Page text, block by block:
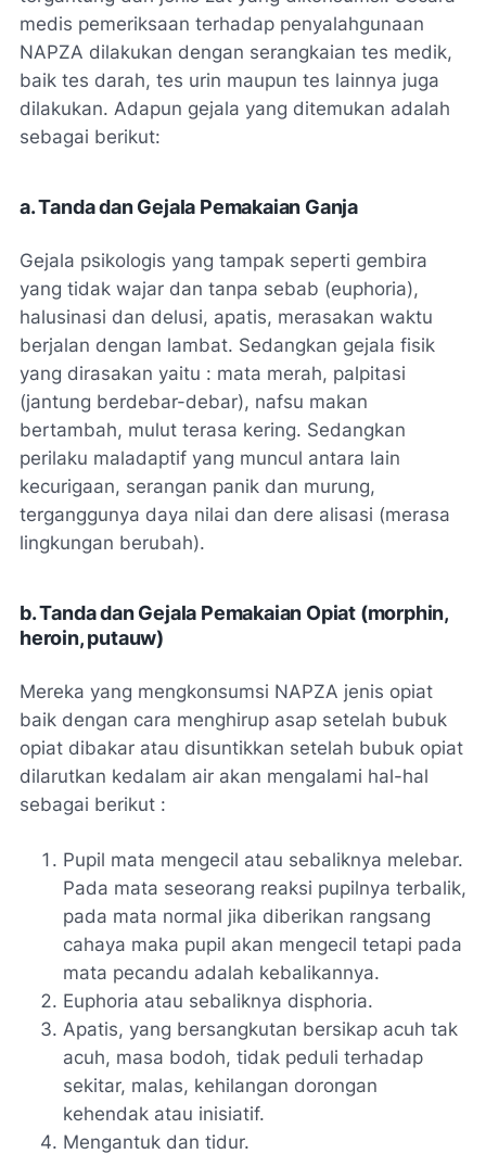
medis pemeriksaan terhadap penyalahgunaan
NAPZA dilakukan dengan serangkaian tes medik,
baik tes darah, tes urin maupun tes lainnya juga
dilakukan. Adapun gejala yang ditemukan adalah
sebagai berikut:
a. Tanda dan Gejala Pemakaian Ganja
Gejala psikologis yang tampak seperti gembira
yang tidak wajar dan tanpa sebab (euphoria),
halusinasi dan delusi, apatis, merasakan waktu
berjalan dengan lambat. Sedangkan gejala fisik
yang dirasakan yaitu : mata merah, palpitasi
(jantung berdebar-debar), nafsu makan
bertambah, mulut terasa kering. Sedangkan
perilaku maladaptif yang muncul antara lain
kecurigaan, serangan panik dan murung,
terganggunya daya nilai dan dere alisasi (merasa
lingkungan berubah).
b. Tanda dan Gejala Pemakaian Opiat (morphin,
heroin, putauw)
Mereka yang mengkonsumsi NAPZA jenis opiat
baik dengan cara menghirup asap setelah bubuk
opiat dibakar atau disuntikkan setelah bubuk opiat
dilarutkan kedalam air akan mengalami hal-hal
sebagai berikut :
Pupil mata mengecil atau sebaliknya melebar.
Pada mata seseorang reaksi pupilnya terbalik,
pada mata normal jika diberikan rangsang
cahaya maka pupil akan mengecil tetapi pada
mata pecandu adalah kebalikannya.
Euphoria atau sebaliknya disphoria.
Apatis, yang bersangkutan bersikap acuh tak
acuh, masa bodoh, tidak peduli terhadap
sekitar, malas, kehilangan dorongan
kehendak atau inisiatif.
Mengantuk dan tidur.